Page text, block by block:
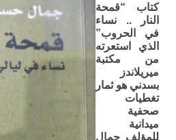
كتاب “قمحة
النار .. نساء
في الحروب”
الذي استعرته
من مكتبة
ميريلاندز
بسدني هو ثمار
تغطيات
صحفية
ميدانية
للمؤلف جمال